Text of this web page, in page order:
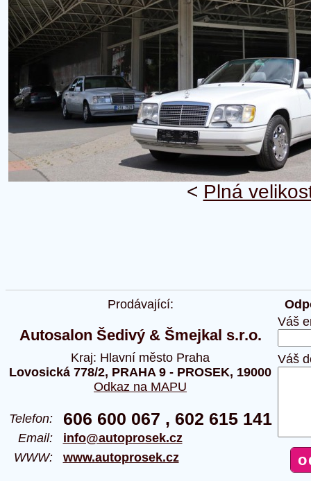
< Plná
Prodávající:
Autosalon Šedivý & Šmejkal s.r.o.
Kraj: Hlavní město Praha
Lovosická 778/2, PRAHA 9 - PROSEK, 19000
Odkaz na MAPU
Telefon: 606 600 067 , 602 615 141
Email: info@autoprosek.cz
WWW: www.autoprosek.cz
Váš
Váš